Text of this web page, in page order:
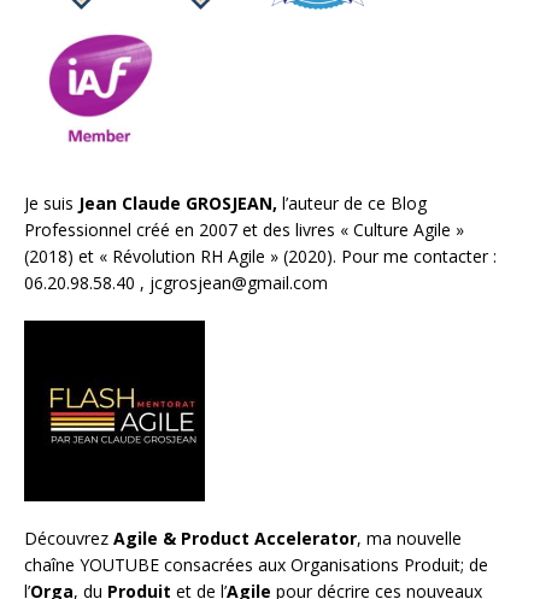
Je suis Jean Claude GROSJEAN, l’auteur de ce Blog
Professionnel créé en 2007 et des livres « Culture Agile »
(2018) et « Révolution RH Agile » (2020). Pour me contacter :
06.20.98.58.40 , jcgrosjean@gmail.com
Découvrez Agile & Product Accelerator, ma nouvelle
chaîne YOUTUBE consacrées aux Organisations Produit; de
l’Orga, du Produit et de l’Agile pour décrire ces nouveaux